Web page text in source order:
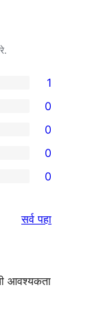
1
0
0
0
0
सर्वपुनरावलोकने
पहा
आवश्यकता